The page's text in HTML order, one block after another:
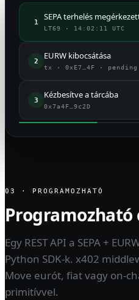
1 SEPA terhelés
LT69 · 14:02:11 UTC
2 EURW kibocsátása
tx · 0xE7…4F · pending
3 Kézbesítve a tárcába
0x7a4F…9c2D
03 · PROGRAMOZHATÓ
Programozható
Egy REST API a SEPA +
Python SDK-k. x402
Move eurót, fiat vagy on-
primitívvel.